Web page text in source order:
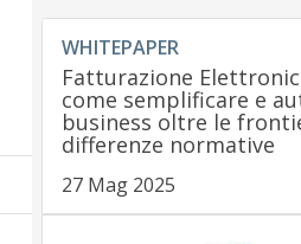
WHITEPAPER
Fatturazione
come semplificare e
business oltre le
differenze normative
27 Mag 2025